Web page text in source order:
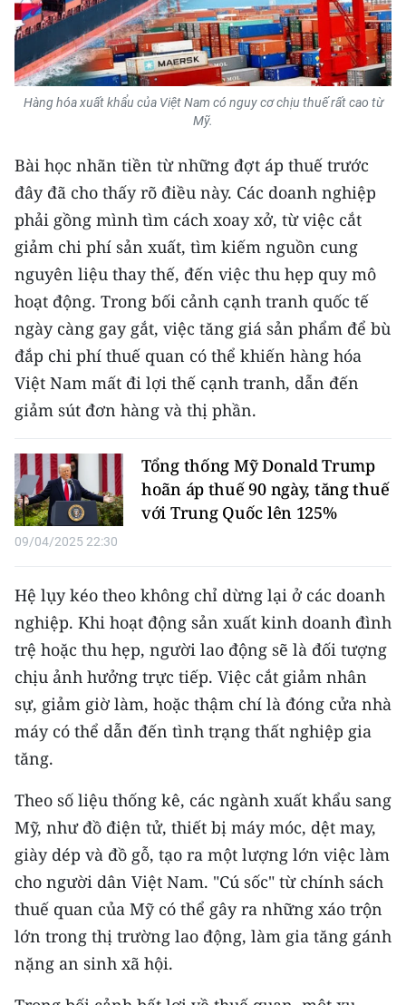
Duyên hải Nam Trung Bộ và Tây
Nguyên
Đông Nam Bộ
Đồng bằng sông Cửu Long
Chuyên trang TP. Hồ Chí Minh
CHUYÊN ĐỀ
CÁC CHUYÊN TRANG
VỀ BÁO NHÂN DÂN
THỜI NAY
NHÂN DÂN CUỐI TUẦN
NHÂN DÂN HẰNG THÁNG
MUA BÁO
ĐỌC BÁO IN
ENGLISH
中文
FRANÇAIS
РУССКИЙ
한국어
Hàng hóa xuất khẩu của Việt Nam có nguy cơ chịu thuế rất cao từ
Mỹ.
Bài học nhãn tiền từ những đợt áp thuế trước
đây đã cho thấy rõ điều này. Các doanh nghiệp
phải gồng mình tìm cách xoay xở, từ việc cắt
giảm chi phí sản xuất, tìm kiếm nguồn cung
nguyên liệu thay thế, đến việc thu hẹp quy mô
hoạt động. Trong bối cảnh cạnh tranh quốc tế
ngày càng gay gắt, việc tăng giá sản phẩm để bù
đắp chi phí thuế quan có thể khiến hàng hóa
Việt Nam mất đi lợi thế cạnh tranh, dẫn đến
giảm sút đơn hàng và thị phần.
Tổng thống Mỹ Donald Trump
hoãn áp thuế 90 ngày, tăng thuế
với Trung Quốc lên 125%
09/04/2025 22:30
Hệ lụy kéo theo không chỉ dừng lại ở các doanh
nghiệp. Khi hoạt động sản xuất kinh doanh đình
trệ hoặc thu hẹp, người lao động sẽ là đối tượng
chịu ảnh hưởng trực tiếp. Việc cắt giảm nhân
sự, giảm giờ làm, hoặc thậm chí là đóng cửa nhà
máy có thể dẫn đến tình trạng thất nghiệp gia
tăng.
Theo số liệu thống kê, các ngành xuất khẩu sang
Mỹ, như đồ điện tử, thiết bị máy móc, dệt may,
giày dép và đồ gỗ, tạo ra một lượng lớn việc làm
cho người dân Việt Nam. "Cú sốc" từ chính sách
thuế quan của Mỹ có thể gây ra những xáo trộn
lớn trong thị trường lao động, làm gia tăng gánh
nặng an sinh xã hội.